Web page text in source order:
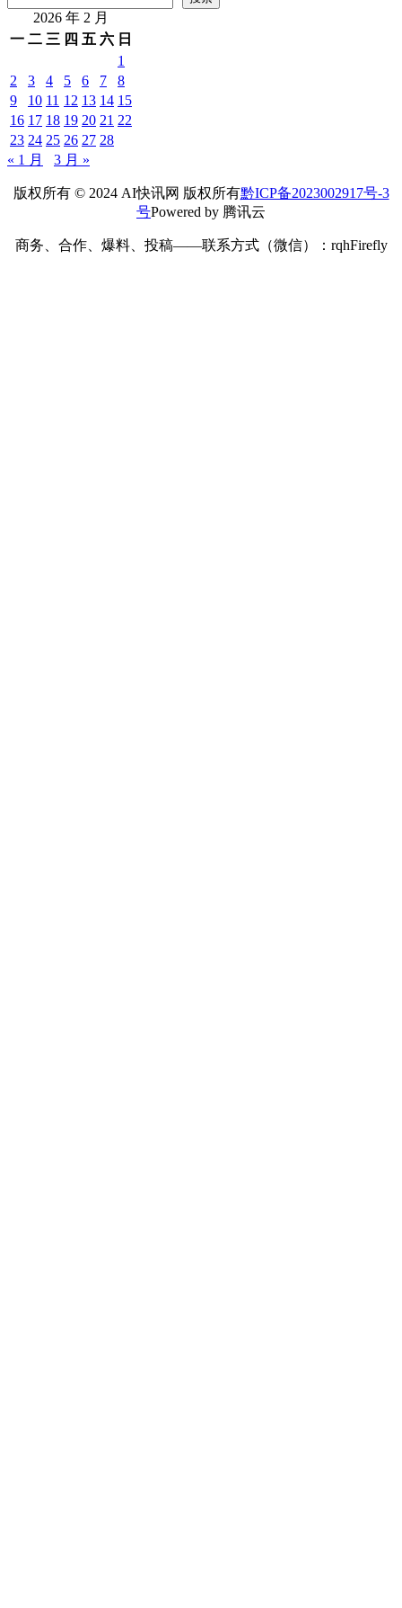
2026 年 2 月
一 二 三 四 五 六 日
1
2
3 4 5 6 7
8
9
10 11 12 13 14 15
16 17 18 19 20 21 22
23 24 25 26 27 28
« 1 月
3 月 »
版权所有 © 2024 AI快讯网 版权所有黔ICP备2023002917号-3
号Powered by 腾讯云
商务、合作、爆料、投稿——联系方式（微信）：rqhFirefly